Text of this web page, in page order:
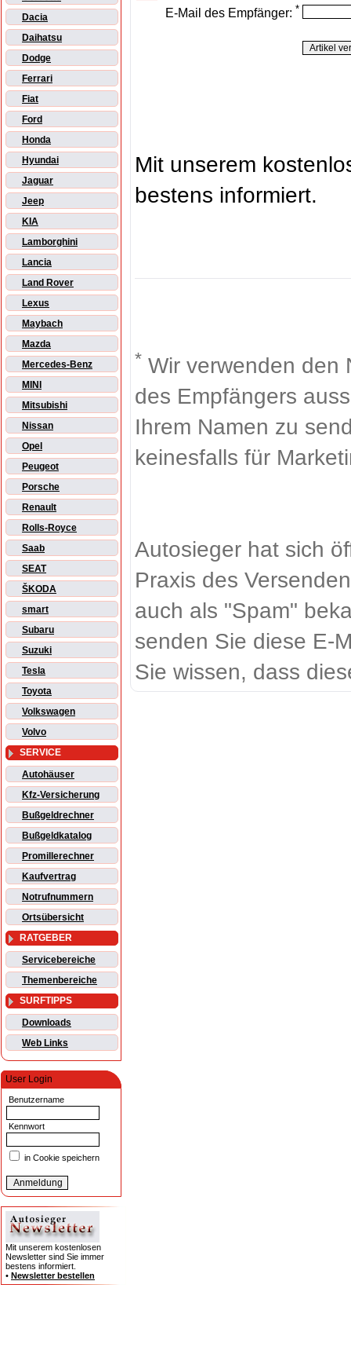
Dacia
Daihatsu
Dodge
Ferrari
Fiat
Ford
Honda
Hyundai
Jaguar
Jeep
KIA
Lamborghini
Lancia
Land Rover
Lexus
Maybach
Mazda
Mercedes-Benz
MINI
Mitsubishi
Nissan
Opel
Peugeot
Porsche
Renault
Rolls-Royce
Saab
SEAT
ŠKODA
smart
Subaru
Suzuki
Tesla
Toyota
Volkswagen
Volvo
SERVICE
Autohäuser
Kfz-Versicherung
Bußgeldrechner
Bußgeldkatalog
Promillerechner
Kaufvertrag
Notrufnummern
Ortsübersicht
RATGEBER
Servicebereiche
Themenbereiche
SURFTIPPS
Downloads
Web Links
User Login
Benutzername
Kennwort
in Cookie speichern
Mit unserem kostenlosen
Newsletter sind Sie immer
bestens informiert.
• Newsletter bestellen
E-Mail des Empfänger: *
Mit unserem
bestens informiert.
* Wir verwenden den
des Empfängers
Ihrem Namen zu
keinesfalls für
Autosieger hat sich
Praxis des
auch als "Spam"
senden Sie diese E-
Sie wissen, dass